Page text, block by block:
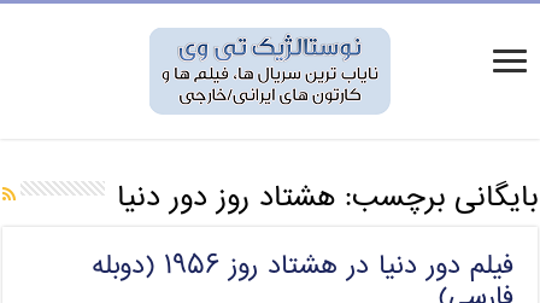
بایگانی برچسب:هشتاد روز دور دنیا
فیلم دور دنیا در هشتاد روز ۱۹۵۶ (دوبله